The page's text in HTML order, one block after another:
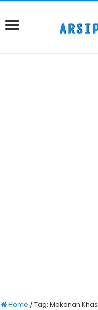
Home /Tag:Makanan Khas